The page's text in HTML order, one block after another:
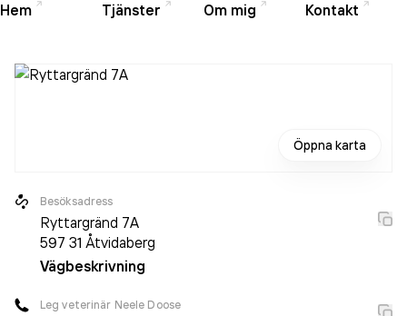
Hem Tjänster Om mig Kontakt
Öppna karta
Besöksadress
Ryttargränd 7A
597 31 Åtvidaberg
Vägbeskrivning
Leg veterinär Neele Doose